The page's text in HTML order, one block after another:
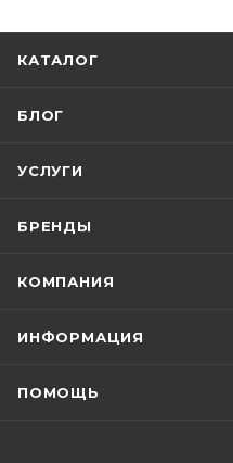
КАТАЛОГ
БЛОГ
УСЛУГИ
БРЕНДЫ
КОМПАНИЯ
ИНФОРМАЦИЯ
ПОМОЩЬ